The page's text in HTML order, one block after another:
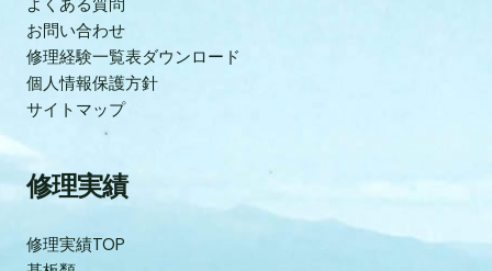
よくある質問
お問い合わせ
修理経験一覧表ダウンロード
個人情報保護方針
サイトマップ
修理実績
修理実績TOP